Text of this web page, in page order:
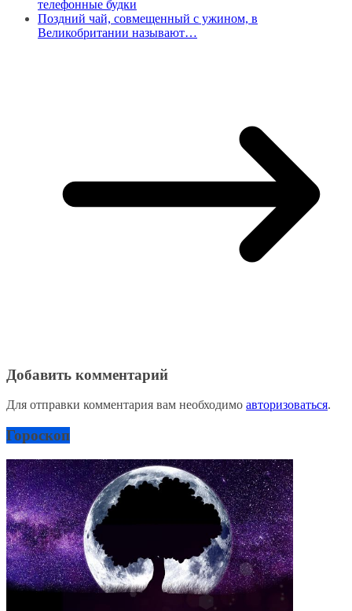
телефонные будки
Поздний чай, совмещенный с ужином, в
Великобритании называют…
Добавить комментарий
Для отправки комментария вам необходимо авторизоваться.
Гороскоп